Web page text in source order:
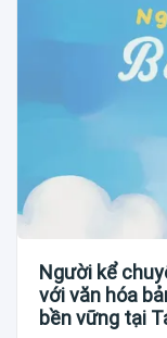
Người kể
với văn hóa
bền vững tại